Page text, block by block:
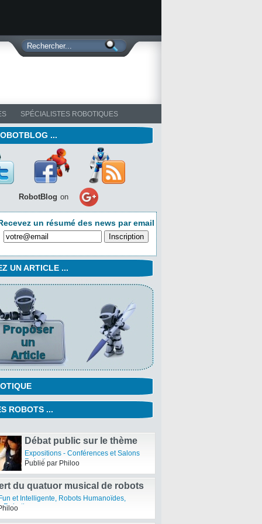
SPÉCIALISTES ROBOTIQUES
...
RobotBlog on
un résumé des news par email
UN ARTICLE ...
ROBOTS ...
Robotique Fun et Intelligente
Publié par Philoo
Débat public sur le thème
« Education et Robotique »
– 30 Novembre 2011
Expositions - Conférences et Salons
Robotiques
Publié par Philoo
du quatuor musical de robots